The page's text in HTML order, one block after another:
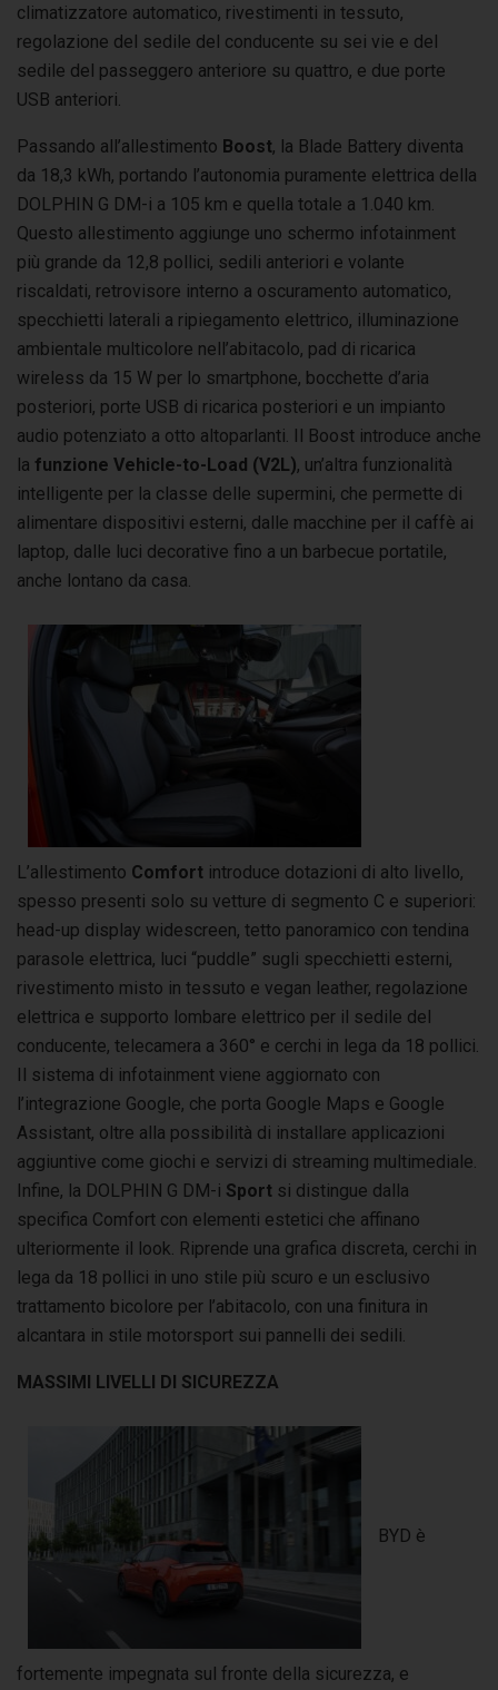
climatizzatore automatico, rivestimenti in tessuto,
regolazione del sedile del conducente su sei vie e del
sedile del passeggero anteriore su quattro, e due porte
USB anteriori.
Passando all’allestimento Boost, la Blade Battery diventa
da 18,3 kWh, portando l’autonomia puramente elettrica della
DOLPHIN G DM-i a 105 km e quella totale a 1.040 km.
Questo allestimento aggiunge uno schermo infotainment
più grande da 12,8 pollici, sedili anteriori e volante
riscaldati, retrovisore interno a oscuramento automatico,
specchietti laterali a ripiegamento elettrico, illuminazione
ambientale multicolore nell’abitacolo, pad di ricarica
wireless da 15 W per lo smartphone, bocchette d’aria
posteriori, porte USB di ricarica posteriori e un impianto
audio potenziato a otto altoparlanti. Il Boost introduce anche
la funzione Vehicle-to-Load (V2L), un’altra funzionalità
intelligente per la classe delle supermini, che permette di
alimentare dispositivi esterni, dalle macchine per il caffè ai
laptop, dalle luci decorative fino a un barbecue portatile,
anche lontano da casa.
L’allestimento Comfort introduce dotazioni di alto livello,
spesso presenti solo su vetture di segmento C e superiori:
head-up display widescreen, tetto panoramico con tendina
parasole elettrica, luci “puddle” sugli specchietti esterni,
rivestimento misto in tessuto e vegan leather, regolazione
elettrica e supporto lombare elettrico per il sedile del
conducente, telecamera a 360° e cerchi in lega da 18 pollici.
Il sistema di infotainment viene aggiornato con
l’integrazione Google, che porta Google Maps e Google
Assistant, oltre alla possibilità di installare applicazioni
aggiuntive come giochi e servizi di streaming multimediale.
Infine, la DOLPHIN G DM-i Sport si distingue dalla
specifica Comfort con elementi estetici che affinano
ulteriormente il look. Riprende una grafica discreta, cerchi in
lega da 18 pollici in uno stile più scuro e un esclusivo
trattamento bicolore per l’abitacolo, con una finitura in
alcantara in stile motorsport sui pannelli dei sedili.
MASSIMI LIVELLI DI SICUREZZA
BYD è
fortemente impegnata sul fronte della sicurezza, e